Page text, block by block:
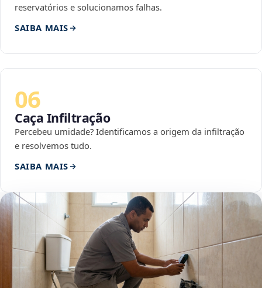
reservatórios e solucionamos falhas.
SAIBA MAIS
06
Caça Infiltração
Percebeu umidade? Identificamos a origem da infiltração
e resolvemos tudo.
SAIBA MAIS